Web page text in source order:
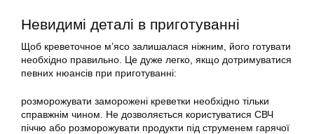
Невидимі деталі в приготуванні
Щоб креветочное м’ясо залишалася ніжним, його готувати
необхідно правильно. Це дуже легко, якщо дотримуватися
певних нюансів при приготуванні:
розморожувати заморожені креветки необхідно тільки
справжнім чином. Не дозволяється користуватися СВЧ
піччю або розморожувати продукти під струменем гарячої